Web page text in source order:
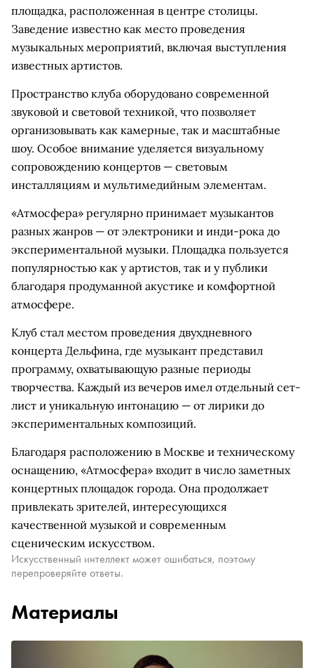
площадка, расположенная в центре столицы.
Заведение известно как место проведения
музыкальных мероприятий, включая выступления
известных артистов.
Пространство клуба оборудовано современной
звуковой и световой техникой, что позволяет
организовывать как камерные, так и масштабные
шоу. Особое внимание уделяется визуальному
сопровождению концертов — световым
инсталляциям и мультимедийным элементам.
«Атмосфера» регулярно принимает музыкантов
разных жанров — от электроники и инди-рока до
экспериментальной музыки. Площадка пользуется
популярностью как у артистов, так и у публики
благодаря продуманной акустике и комфортной
атмосфере.
Клуб стал местом проведения двухдневного
концерта Дельфина, где музыкант представил
программу, охватывающую разные периоды
творчества. Каждый из вечеров имел отдельный сет-
лист и уникальную интонацию — от лирики до
экспериментальных композиций.
Благодаря расположению в Москве и техническому
оснащению, «Атмосфера» входит в число заметных
концертных площадок города. Она продолжает
привлекать зрителей, интересующихся
качественной музыкой и современным
сценическим искусством.
Искусственный интеллект может ошибаться, поэтому
перепроверяйте ответы.
Материалы